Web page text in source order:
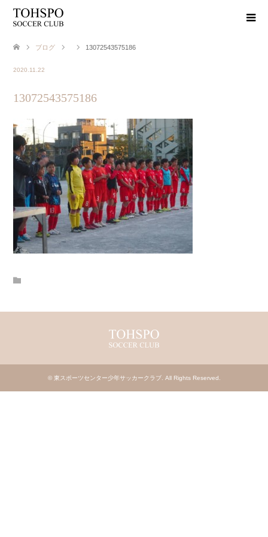
ブログ 13072543575186
2020.11.22
13072543575186
© 東スポーツセンター少年サッカークラブ. All Rights Reserved.